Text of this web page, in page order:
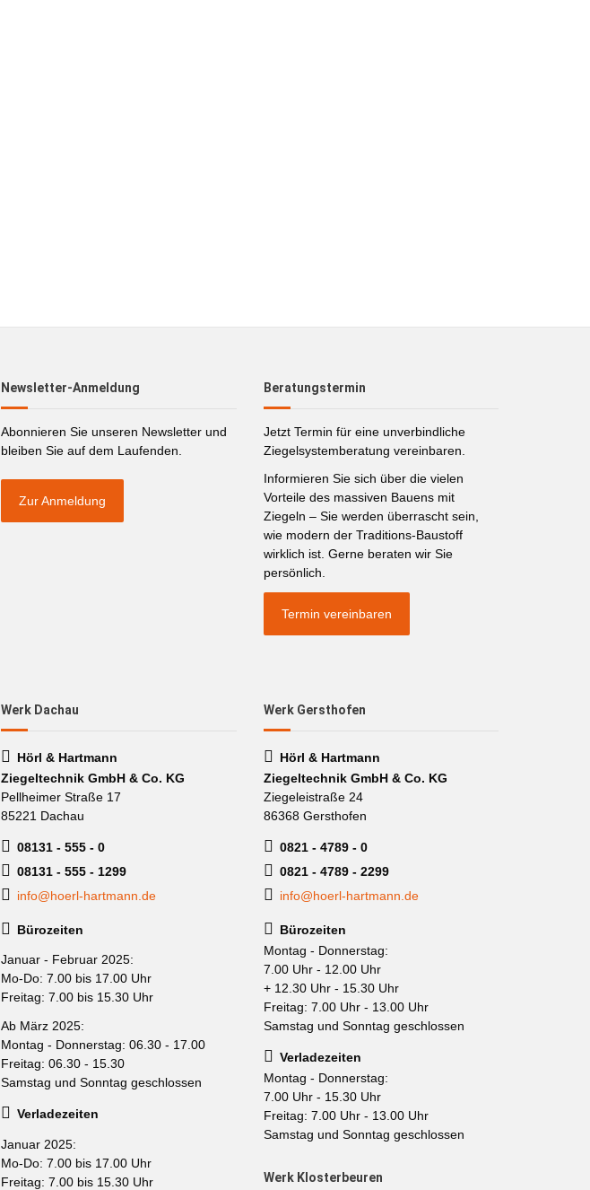
Newsletter-Anmeldung
Abonnieren Sie unseren Newsletter und
bleiben Sie auf dem Laufenden.
Zur Anmeldung
Beratungstermin
Jetzt Termin für eine unverbindliche
Ziegelsystemberatung vereinbaren.
Informieren Sie sich über die vielen
Vorteile des massiven Bauens mit
Ziegeln – Sie werden überrascht sein,
wie modern der Traditions-Baustoff
wirklich ist. Gerne beraten wir Sie
persönlich.
Termin vereinbaren
Werk Dachau
Hörl & Hartmann
Ziegeltechnik GmbH & Co. KG
Pellheimer Straße 17
85221 Dachau
08131 - 555 - 0
08131 - 555 - 1299
info@hoerl-hartmann.de
Bürozeiten
Januar - Februar 2025:
Mo-Do: 7.00 bis 17.00 Uhr
Freitag: 7.00 bis 15.30 Uhr
Ab März 2025:
Montag - Donnerstag: 06.30 - 17.00
Freitag: 06.30 - 15.30
Samstag und Sonntag geschlossen
Verladezeiten
Januar 2025:
Mo-Do: 7.00 bis 17.00 Uhr
Freitag: 7.00 bis 15.30 Uhr
Werk Gersthofen
Hörl & Hartmann
Ziegeltechnik GmbH & Co. KG
Ziegeleistraße 24
86368 Gersthofen
0821 - 4789 - 0
0821 - 4789 - 2299
info@hoerl-hartmann.de
Bürozeiten
Montag - Donnerstag:
7.00 Uhr - 12.00 Uhr
+ 12.30 Uhr - 15.30 Uhr
Freitag: 7.00 Uhr - 13.00 Uhr
Samstag und Sonntag geschlossen
Verladezeiten
Montag - Donnerstag:
7.00 Uhr - 15.30 Uhr
Freitag: 7.00 Uhr - 13.00 Uhr
Samstag und Sonntag geschlossen
Werk Klosterbeuren